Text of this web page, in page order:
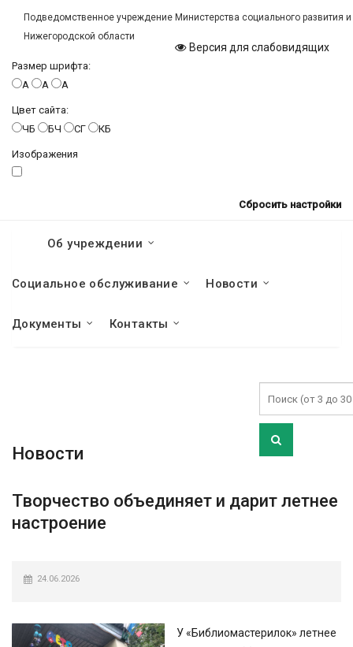
Подведомственное учреждение Министерства социального развития
Нижегородской области
Версия для слабовидящих
Размер шрифта:
A
A A
Цвет сайта:
ЧБ
БЧ СГ КБ
Изображения
Сбросить настройки
Об учреждении
Социальное обслуживание Новости
Документы Контакты
Новости
Творчество объединяет и дарит летнее
настроение
24.06.2026
У «Библиомастерилок» летнее